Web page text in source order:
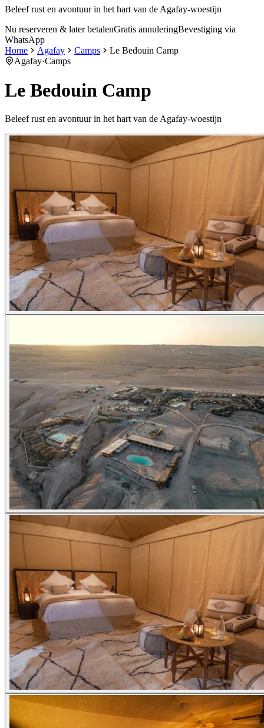
Beleef rust en avontuur in het hart van de Agafay-woestijn
Nu reserveren & later betalenGratis annuleringBevestiging via
WhatsApp
Home
Agafay Camps
Le Bedouin Camp
Agafay·Camps
Le Bedouin Camp
Beleef rust en avontuur in het hart van de Agafay-woestijn